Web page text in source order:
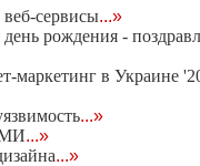
сервисы...»
рождения -
маркетинг в Украине
...»
...»
...»